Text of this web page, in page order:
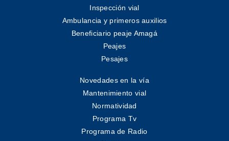
Inspección vial
Ambulancia y primeros auxilios
Beneficiario peaje Amagá
Peajes
Pesajes
Novedades en la vía
Mantenimiento vial
Normatividad
Programa Tv
Programa de Radio